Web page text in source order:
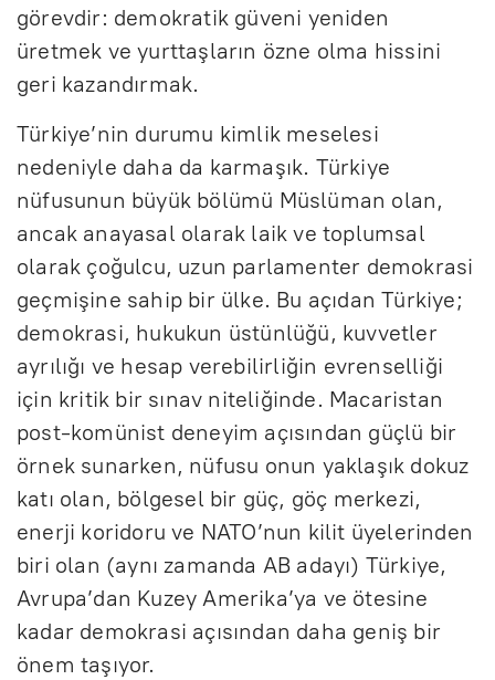
görevdir: demokratik güveni yeniden
üretmek ve yurttaşların özne olma hissini
geri kazandırmak.
Türkiye’nin durumu kimlik meselesi
nedeniyle daha da karmaşık. Türkiye
nüfusunun büyük bölümü Müslüman olan,
ancak anayasal olarak laik ve toplumsal
olarak çoğulcu, uzun parlamenter demokrasi
geçmişine sahip bir ülke. Bu açıdan Türkiye;
demokrasi, hukukun üstünlüğü, kuvvetler
ayrılığı ve hesap verebilirliğin evrenselliği
için kritik bir sınav niteliğinde. Macaristan
post-komünist deneyim açısından güçlü bir
örnek sunarken, nüfusu onun yaklaşık dokuz
katı olan, bölgesel bir güç, göç merkezi,
enerji koridoru ve NATO’nun kilit üyelerinden
biri olan (aynı zamanda AB adayı) Türkiye,
Avrupa’dan Kuzey Amerika’ya ve ötesine
kadar demokrasi açısından daha geniş bir
önem taşıyor.